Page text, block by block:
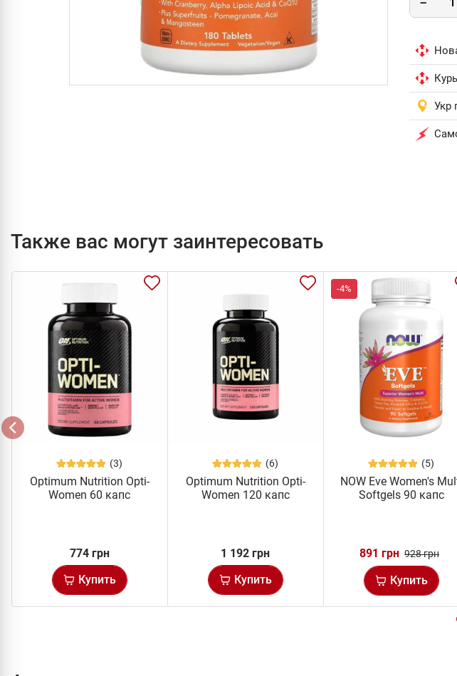
Укр
Также вас могут заинтересовать
(3)
Optimum Nutrition Opti-
Women 60 капс
774 грн
Купить
(6)
Optimum Nutrition Opti-
Women 120 капс
1 192 грн
Купить
-4%
(5)
NOW Eve Women's
Softgels 90 капс
891 грн 928 грн
Купить